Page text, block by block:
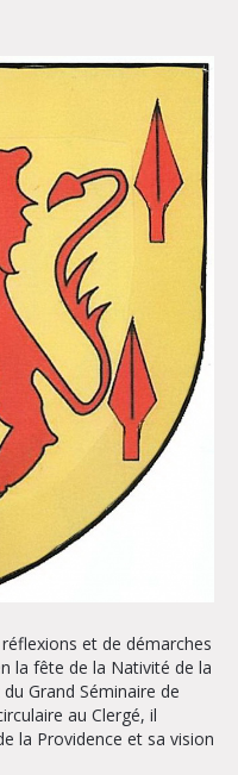
et de démarches
la fête de la Nativité de la
Grand Séminaire de
au Clergé, il
la Providence et sa vision